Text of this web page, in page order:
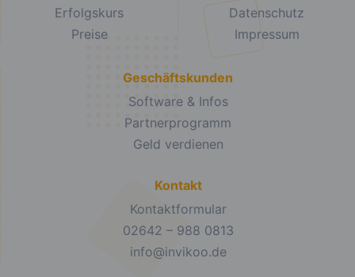
Erfolgskurs
Preise
Datenschutz
Impressum
Geschäftskunden
Software & Infos
Partnerprogramm
Geld verdienen
Kontakt
Kontaktformular
02642 – 988 0813
info@invikoo.de